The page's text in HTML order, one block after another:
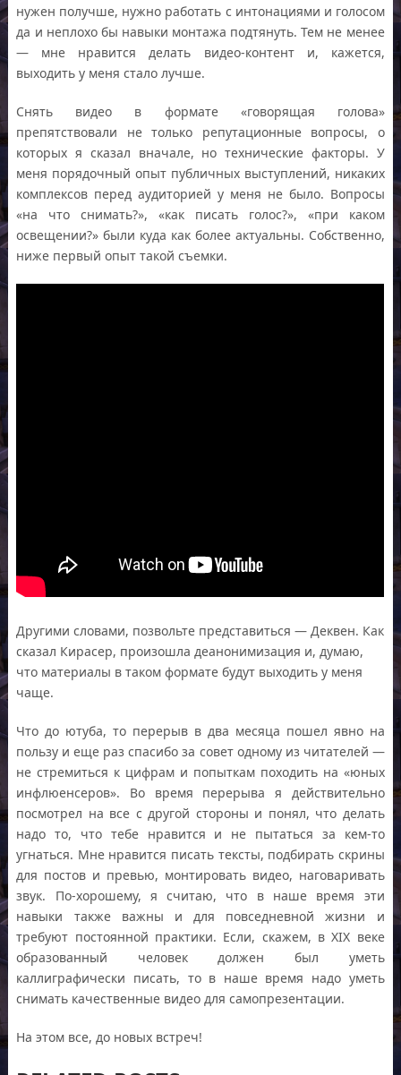
нужен получше, нужно работать с интонациями и голосом
да и неплохо бы навыки монтажа подтянуть. Тем не менее
— мне нравится делать видео-контент и, кажется,
выходить у меня стало лучше.
Снять видео в формате «говорящая голова»
препятствовали не только репутационные вопросы, о
которых я сказал вначале, но технические факторы. У
меня порядочный опыт публичных выступлений, никаких
комплексов перед аудиторией у меня не было. Вопросы
«на что снимать?», «как писать голос?», «при каком
освещении?» были куда как более актуальны. Собственно,
ниже первый опыт такой съемки.
Другими словами, позвольте представиться — Деквен. Как
сказал Кирасер, произошла деанонимизация и, думаю,
что материалы в таком формате будут выходить у меня
чаще.
Что до ютуба, то перерыв в два месяца пошел явно на
пользу и еще раз спасибо за совет одному из читателей —
не стремиться к цифрам и попыткам походить на «юных
инфлюенсеров». Во время перерыва я действительно
посмотрел на все с другой стороны и понял, что делать
надо то, что тебе нравится и не пытаться за кем-то
угнаться. Мне нравится писать тексты, подбирать скрины
для постов и превью, монтировать видео, наговаривать
звук. По-хорошему, я считаю, что в наше время эти
навыки также важны и для повседневной жизни и
требуют постоянной практики. Если, скажем, в XIX веке
образованный человек должен был уметь
каллиграфически писать, то в наше время надо уметь
снимать качественные видео для самопрезентации.
На этом все, до новых встреч!